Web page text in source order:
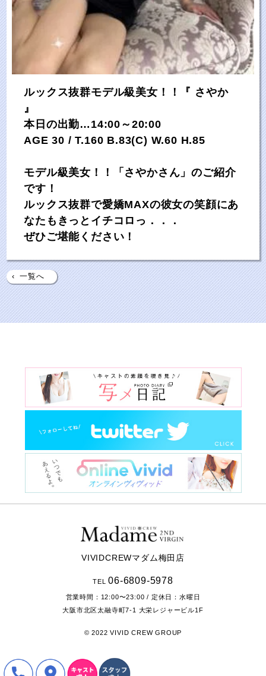
ルックス抜群モデル級美女！！『 さやか
』
本日の出勤…14:00～20:00
AGE 30 / T.160 B.83(C) W.60 H.85
モデル級美女！！「さやかさん」のご紹介
です！
ルックス抜群で愛嬌MAXの彼女の笑顔にあ
なたもきっとイチコロっ．．．
ぜひご堪能ください！
‹ 一覧へ
VIVIDCREWマダム梅田店
TEL06-6809-5978
営業時間： 12:00〜23:00 / 定休日：水曜日
大阪市北区太融寺町7-1
大栄レジャービル1F
© 2022 VIVID CREW GROUP